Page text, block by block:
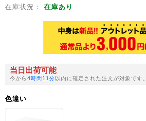
在庫状況： 在庫あり
当日出荷可能
今から4時間11分以内に確定された注文が対象です。
色違い